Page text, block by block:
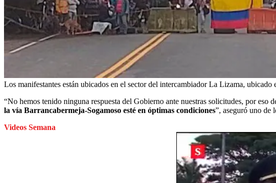
Los manifestantes están ubicados en el sector del intercambiador La Lizama, ubicado
“No hemos tenido ninguna respuesta del Gobierno ante nuestras solicitudes, por
la vía Barrancabermeja-Sogamoso esté en óptimas condiciones”, aseguró uno de
Videos Semana